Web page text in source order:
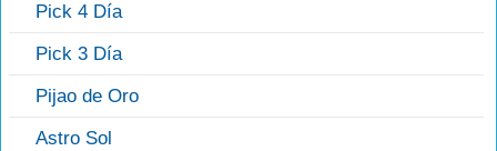
Pick 4 Día
Pick 3 Día
Pijao de Oro
Astro Sol